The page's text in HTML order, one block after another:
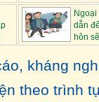
t...
Ngoại
dẫn
hôn
phạ...
kháng
theo trình